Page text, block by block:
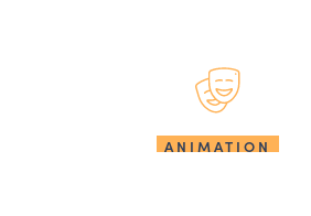
ANIMATION